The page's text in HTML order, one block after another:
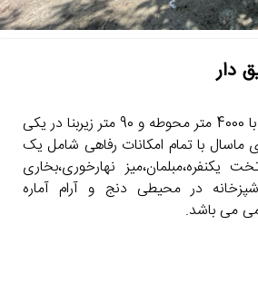
دار
ویلای 2 خوابه آلاچیق دار با 4000 متر محوطه و 90 متر زیربنا در یکی
ماسال با تمام امکانات رفاهی شامل یک
نهارخوری،بخاری
در محیطی دنج و آرام آماره
می باشد.